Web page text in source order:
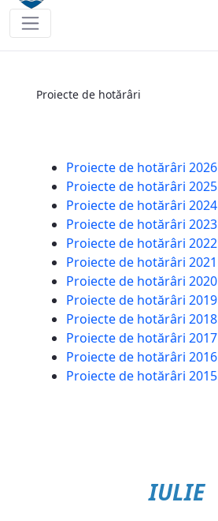
Proiecte de hotărâri
Proiecte de hotărâri 2026
Proiecte de hotărâri 2025
Proiecte de hotărâri 2024
Proiecte de hotărâri 2023
Proiecte de hotărâri 2022
Proiecte de hotărâri 2021
Proiecte de hotărâri 2020
Proiecte de hotărâri 2019
Proiecte de hotărâri 2018
Proiecte de hotărâri 2017
Proiecte de hotărâri 2016
Proiecte de hotărâri 2015
IULIE